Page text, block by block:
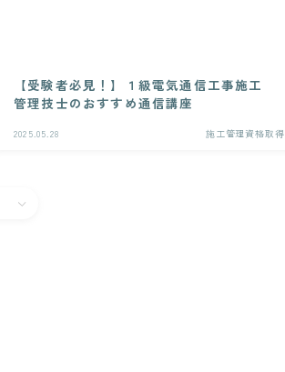
【受験者必見！】１級電気通信工事施工
管理技士のおすすめ通信講座
2025.05.28 施工管理資格取得